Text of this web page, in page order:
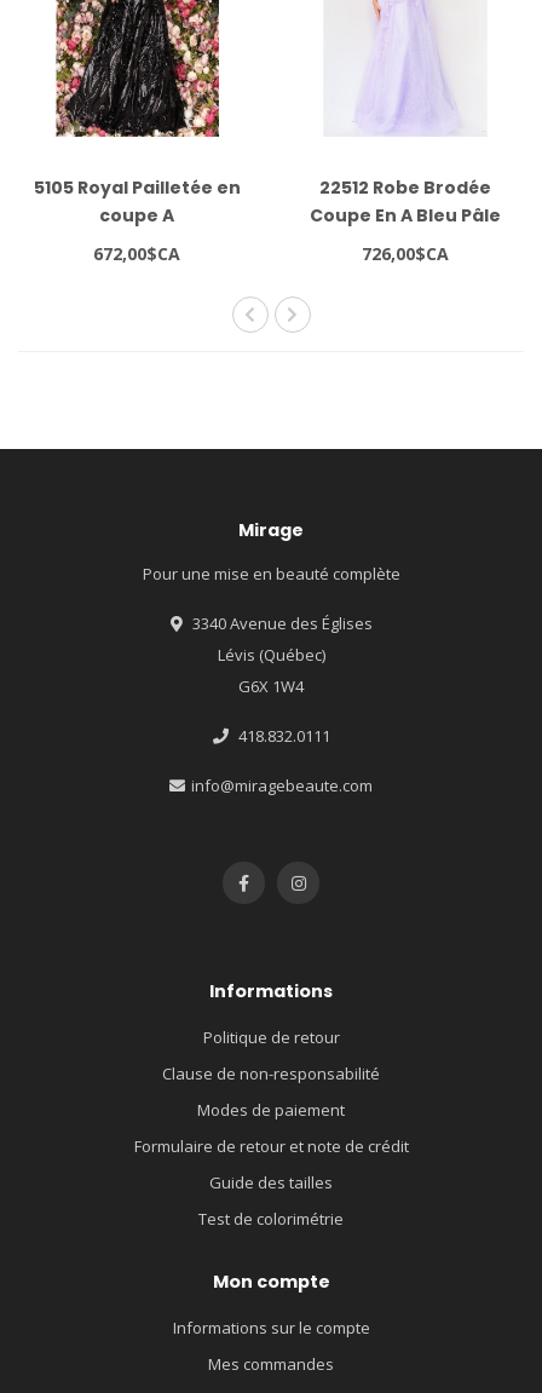
5105 Royal Pailletée en
coupe A
672,00$CA
22512 Robe Brodée
Coupe En A Bleu Pâle
726,00$CA
Mirage
Pour une mise en beauté complète
3340 Avenue des Églises
Lévis (Québec)
G6X 1W4
418.832.0111
info@miragebeaute.com
Informations
Politique de retour
Clause de non-responsabilité
Modes de paiement
Formulaire de retour et note de crédit
Guide des tailles
Test de colorimétrie
Mon compte
Informations sur le compte
Mes commandes